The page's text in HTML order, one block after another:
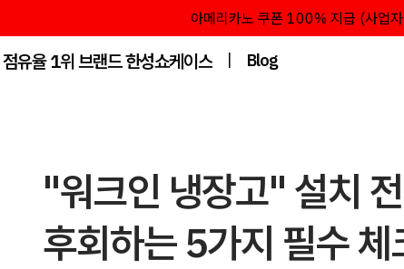
아메리카노 쿠폰 100% 지급 (사업
유율 1위 브랜드 한성쇼케이스 | Blog
"워크인 냉장고" 설치
후회하는 5가지 필수 체